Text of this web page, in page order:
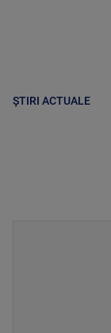
ȘTIRI ACTUALE